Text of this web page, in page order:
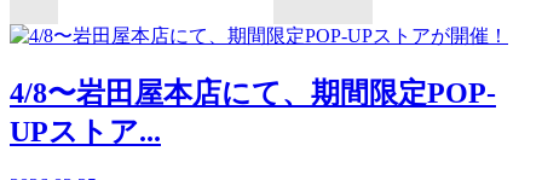
4/8〜岩田屋本店にて、期間限定POP-
UPストア...